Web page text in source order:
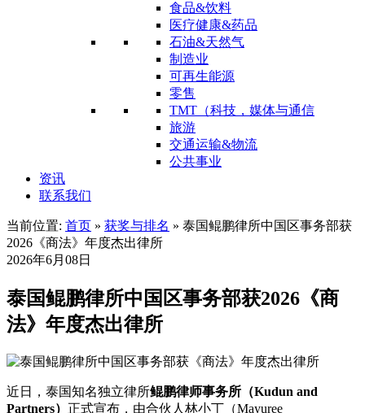
食品&饮料
医疗健康&药品
石油&天然气
制造业
可再生能源
零售
TMT（科技，媒体与通信
旅游
交通运输&物流
公共事业
资讯
联系我们
当前位置: 首页 » 获奖与排名 » 泰国鲲鹏律所中国区事务部获
2026《商法》年度杰出律所
2026年6月08日
泰国鲲鹏律所中国区事务部获2026《商
法》年度杰出律所
近日，泰国知名独立律所‌鲲鹏律师事务所（Kudun and
Partners） ‌正式宣布，由合伙人林小丁（Mayuree